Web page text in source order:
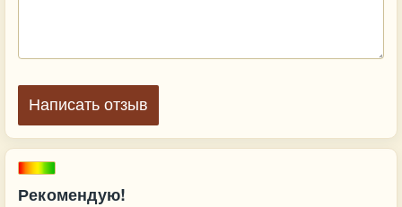
Рекомендую!
Написать отзыв